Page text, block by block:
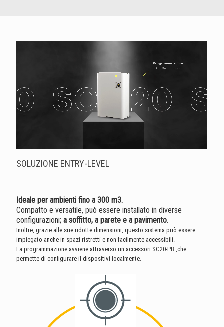
SOLUZIONE ENTRY-LEVEL
Ideale per ambienti fino a 300 m3.
Compatto e versatile, può essere installato in diverse
configurazioni; a soffitto, a parete e a pavimento.
Inoltre, grazie alle sue ridotte dimensioni, questo sistema può essere
impiegato anche in spazi ristretti e non facilmente accessibili.
La programmazione avviene attraverso un accessori SC20-PB ,che
permette di configurare il dispositivi localmente.